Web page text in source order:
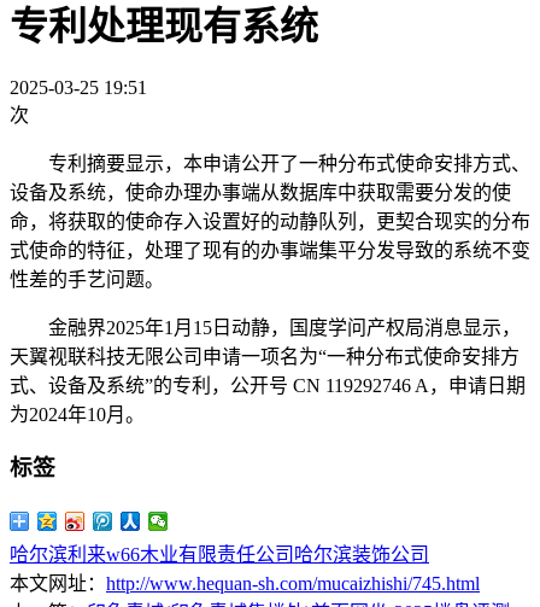
专利处理现有系统
2025-03-25 19:51
次
专利摘要显示，本申请公开了一种分布式使命安排方式、
设备及系统，使命办理办事端从数据库中获取需要分发的使
命，将获取的使命存入设置好的动静队列，更契合现实的分布
式使命的特征，处理了现有的办事端集平分发导致的系统不变
性差的手艺问题。
金融界2025年1月15日动静，国度学问产权局消息显示，
天翼视联科技无限公司申请一项名为“一种分布式使命安排方
式、设备及系统”的专利，公开号 CN 119292746 A，申请日期
为2024年10月。
标签
哈尔滨利来w66木业有限责任公司 哈尔滨装饰公司
本文网址： http://www.hequan-sh.com/mucaizhishi/745.html